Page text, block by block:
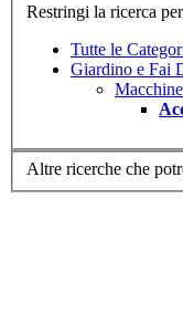
Restringi la ricerca
Tutte le
Giardino e Fai
Altre ricerche che